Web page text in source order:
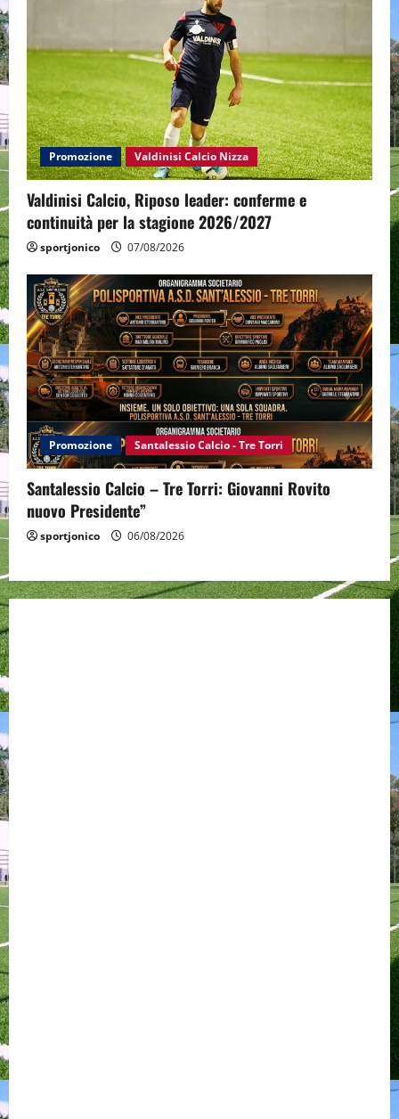
Promozione Valdinisi Calcio Nizza
Valdinisi Calcio, Riposo leader: conferme e
continuità per la stagione 2026/2027
sportjonico 07/08/2026
Promozione Santalessio Calcio - Tre Torri
Santalessio Calcio – Tre Torri: Giovanni Rovito
nuovo Presidente”
sportjonico 06/08/2026